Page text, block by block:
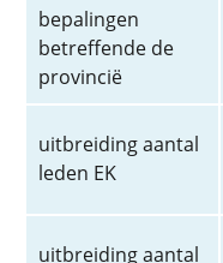
bepalingen
betreffende de
provincië
uitbreiding aantal
leden EK
uitbreiding aantal